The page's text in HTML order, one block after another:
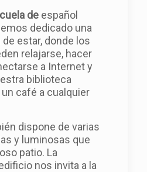
deespañol
dedicado una
estar, donde los
relajarse, hacer
a Internet y
biblioteca
café a cualquier
dispone de varias
y luminosas que
patio. La
nos invita a la